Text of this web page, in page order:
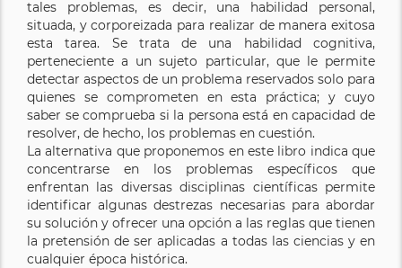
tales problemas, es decir, una habilidad personal,
situada, y corporeizada para realizar de manera exitosa
esta tarea. Se trata de una habilidad cognitiva,
perteneciente a un sujeto particular, que le permite
detectar aspectos de un problema reservados solo para
quienes se comprometen en esta práctica; y cuyo
saber se comprueba si la persona está en capacidad de
resolver, de hecho, los problemas en cuestión.
La alternativa que proponemos en este libro indica que
concentrarse en los problemas específicos que
enfrentan las diversas disciplinas científicas permite
identificar algunas destrezas necesarias para abordar
su solución y ofrecer una opción a las reglas que tienen
la pretensión de ser aplicadas a todas las ciencias y en
cualquier época histórica.